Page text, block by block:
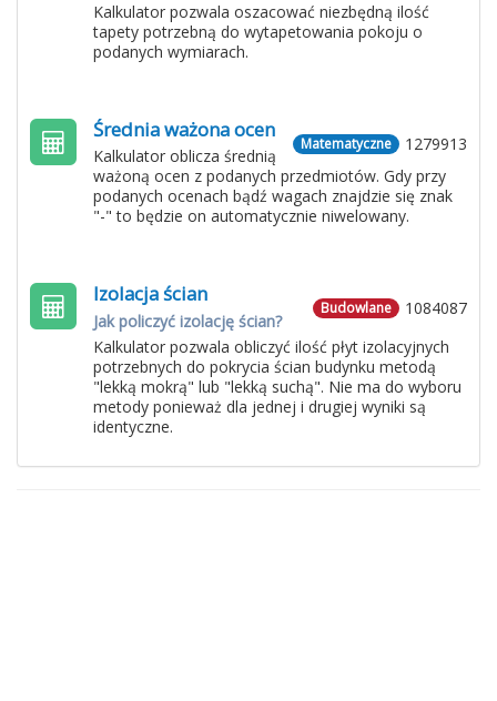
Kalkulator pozwala oszacować niezbędną ilość
tapety potrzebną do wytapetowania pokoju o
podanych wymiarach.
1279913
Matematyczne
Średnia ważona ocen
Kalkulator oblicza średnią
ważoną ocen z podanych przedmiotów. Gdy przy
podanych ocenach bądź wagach znajdzie się znak
"-" to będzie on automatycznie niwelowany.
1084087
Budowlane
Izolacja ścian
Jak policzyć izolację ścian?
Kalkulator pozwala obliczyć ilość płyt izolacyjnych
potrzebnych do pokrycia ścian budynku metodą
"lekką mokrą" lub "lekką suchą". Nie ma do wyboru
metody ponieważ dla jednej i drugiej wyniki są
identyczne.